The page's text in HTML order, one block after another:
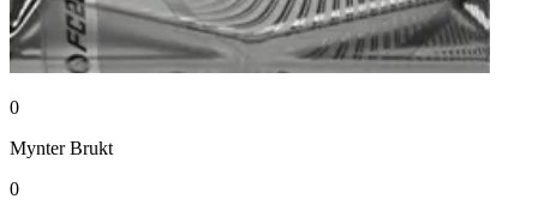
0
Mynter Brukt
0